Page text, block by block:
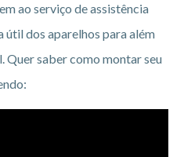
ao serviço de assistência
dos aparelhos para além
Quer saber como montar seu